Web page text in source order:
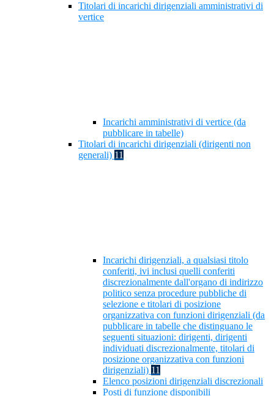
Titolari di incarichi dirigenziali amministrativi di
vertice
Incarichi amministrativi di vertice (da
pubblicare in tabelle)
Titolari di incarichi dirigenziali (dirigenti non
generali) 11
Incarichi dirigenziali, a qualsiasi titolo
conferiti, ivi inclusi quelli conferiti
discrezionalmente dall'organo di indirizzo
politico senza procedure pubbliche di
selezione e titolari di posizione
organizzativa con funzioni dirigenziali (da
pubblicare in tabelle che distinguano le
seguenti situazioni: dirigenti, dirigenti
individuati discrezionalmente, titolari di
posizione organizzativa con funzioni
dirigenziali) 11
Elenco posizioni dirigenziali discrezionali
Posti di funzione disponibili